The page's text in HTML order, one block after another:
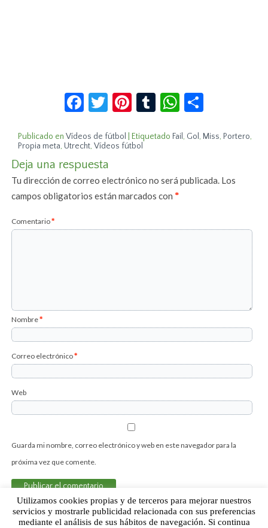
Facebook
Twitter
Pinterest
TumblrWhatsApp
Publicado en Vídeos de fútbol Etiquetado Fail, Gol, Miss, Portero,
Propia meta, Utrecht,Vídeos fútbol
Deja una respuesta
Tu dirección de correo electrónico no será publicada. Los
campos obligatorios están marcados con*
Comentario*
Nombre*
Correo electrónico*
Web
Guarda mi nombre, correo electrónico y web en este navegador para la
próxima vez que comente.
Sobre Humor Fútbol Club | Aviso legal |Contacto
Utilizamos cookies propias y de terceros para mejorar nuestros
servicios y mostrarle publicidad relacionada con sus preferencias
mediante el análisis de sus hábitos de navegación. Si continua